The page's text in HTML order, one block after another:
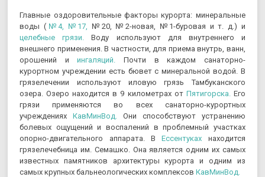
Главные оздоровительные факторы курорта: минеральные
воды ( №4, №17,
№20, №2-новая, №1-буровая и т. д.) и
целебные грязи.
Воду используют для внутреннего и
внешнего применения. В частности, для приема внутрь, ванн,
орошений иингаляций.
Почти в каждом санаторно-
курортном учреждении есть бювет с минеральной водой. В
грязелечении используют иловую грязь Тамбуканского
озера. Озеро находится в 9 километрах от Пятигорска. Его
грязи применяются во всех санаторно-курортных
учрежденияхКавМинВод.
Они способствуют устранению
болевых ощущений и воспалений в проблемный участках
опорно-двигательного аппарата. ВЕссентуках находится
грязелечебница им. Семашко. Она является одним их самых
известных памятников архитектуры курорта и одним из
самых крупных бальнеологических комплексовКавМинВод.